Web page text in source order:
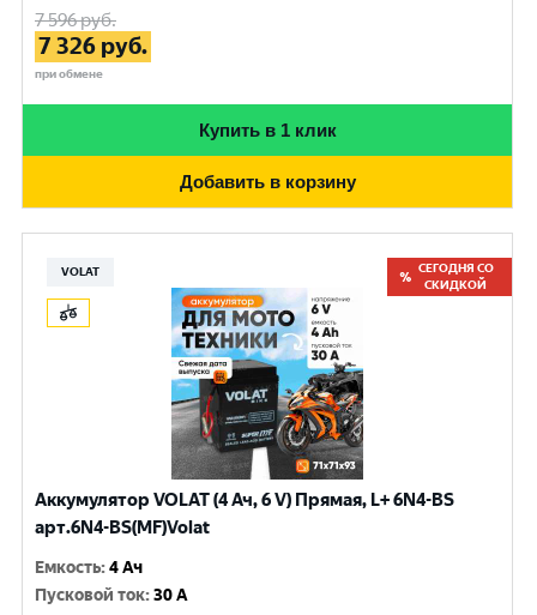
7 596руб.
7 326 руб.
при обмене
Купить в 1 клик
Добавить в корзину
VOLAT
СЕГОДНЯ СО
СКИДКОЙ
Аккумулятор VOLAT (4 Ач, 6 V) Прямая, L+ 6N4-BS
арт.6N4-BS(MF)Volat
Емкость:4 Ач
Пусковой ток:30 A